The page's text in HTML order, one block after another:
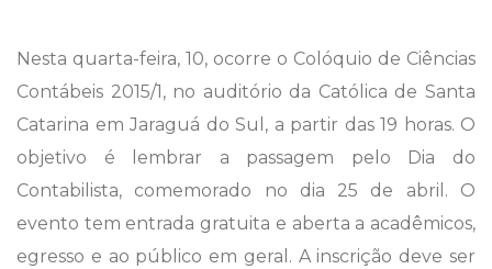
Nesta quarta-feira, 10, ocorre o Colóquio de Ciências
Contábeis 2015/1, no auditório da Católica de Santa
Catarina em Jaraguá do Sul, a partir das 19 horas. O
objetivo é lembrar a passagem pelo Dia do
Contabilista, comemorado no dia 25 de abril. O
evento tem entrada gratuita e aberta a acadêmicos,
egresso e ao público em geral. A inscrição deve ser